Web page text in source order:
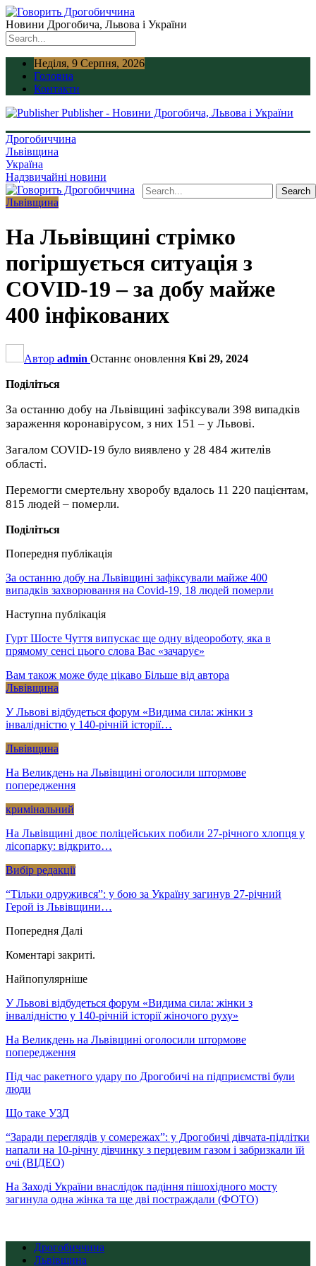
Новини Дрогобича, Львова і України
Неділя, 9 Серпня, 2026
Головна
Контакти
Publisher - Новини Дрогобича, Львова і України
Дрогобиччина
Львівщина
Україна
Надзвичайні новини
Львівщина
На Львівщині стрімко
погіршується ситуація з
COVID-19 – за добу майже
400 інфікованих
Автор admin Останнє оновлення Кві 29, 2024
Поділіться
За останню добу на Львівщині зафіксували 398 випадків
зараження коронавірусом, з них 151 – у Львові.
Загалом COVID-19 було виявлено у 28 484 жителів
області.
Перемогти смертельну хворобу вдалось 11 220 пацієнтам,
815 людей – померли.
Поділіться
Попередня публікація
За останню добу на Львівщині зафіксували майже 400
випадків захворювання на Covid-19, 18 людей померли
Наступна публікація
Гурт Шосте Чуття випускає ще одну відеороботу, яка в
прямому сенсі цього слова Вас «зачарує»
Вам також може буде цікаво Більше від автора
Львівщина
У Львові відбудеться форум «Видима сила: жінки з
інвалідністю у 140-річній історії…
Львівщина
На Великдень на Львівщині оголосили штормове
попередження
кримінальний
На Львівщині двоє поліцейських побили 27-річного хлопця у
лісопарку: відкрито…
Вибір редакції
“Тільки одружився”: у бою за Україну загинув 27-річний
Герой із Львівщини…
Попередня Далі
Коментарі закриті.
Найпопулярніше
У Львові відбудеться форум «Видима сила: жінки з
інвалідністю у 140-річній історії жіночого руху»
На Великдень на Львівщині оголосили штормове
попередження
Під час ракетного удару по Дрогобичі на підприємстві були
люди
Що таке УЗД
“Заради переглядів у сомережах”: у Дрогобичі дівчата-підлітки
напали на 10-річну дівчинку з перцевим газом і забризкали їй
очі (ВІДЕО)
На Заході України внаслідок падіння пішохідного мосту
загинула одна жінка та ще дві постраждали (ФОТО)
Дрогобиччина
Львівщина